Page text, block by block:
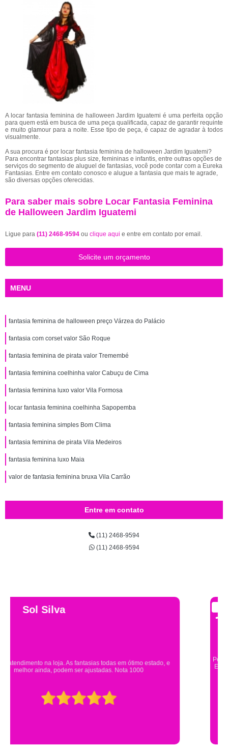
A locar fantasia feminina de halloween Jardim Iguatemi é uma perfeita opção
para quem está em busca de uma peça qualificada, capaz de garantir requinte
e muito glamour para a noite. Esse tipo de peça, é capaz de agradar à todos
visualmente.
A sua procura é por locar fantasia feminina de halloween Jardim Iguatemi?
Para encontrar fantasias plus size, femininas e infantis, entre outras opções de
serviços do segmento de aluguel de fantasias, você pode contar com a Eureka
Fantasias. Entre em contato conosco e alugue a fantasia que mais te agrade,
são diversas opções oferecidas.
Para saber mais sobre Locar Fantasia Feminina
de Halloween Jardim Iguatemi
Ligue para (11) 2468-9594 ou clique aqui e entre em contato por email.
Solicite um orçamento
MENU
fantasia feminina de halloween preço Várzea do Palácio
fantasia com corset valor São Roque
fantasia feminina de pirata valor Tremembé
fantasia feminina coelhinha valor Cabuçu de Cima
fantasia feminina luxo valor Vila Formosa
locar fantasia feminina coelhinha Sapopemba
fantasia feminina simples Bom Clima
fantasia feminina de pirata Vila Medeiros
fantasia feminina luxo Maia
valor de fantasia feminina bruxa Vila Carrão
Entre em contato
(11) 2468-9594
(11) 2468-9594
Gsutavo Pinto
Pesquisei em mais de 20 lojas e só encontrei a fantasia de meu filho na
Eureka. Cheguei praticamente no horário em que estavam fechando e
mesmo assim fui muito bem atendido.